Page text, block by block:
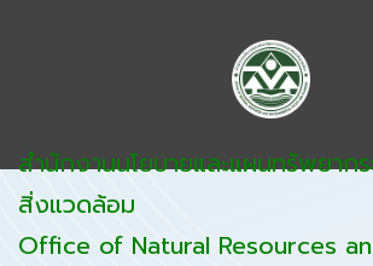
สำนักงานนโยบายและแผนทรัพยาก
สิ่งแวดล้อม
Office of Natural Resources